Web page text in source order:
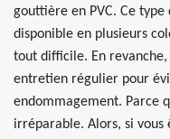
gouttière en PVC. Ce
disponible en plusieurs
tout difficile. En
entretien régulier pour
endommagement. Parce
irréparable. Alors, si vous